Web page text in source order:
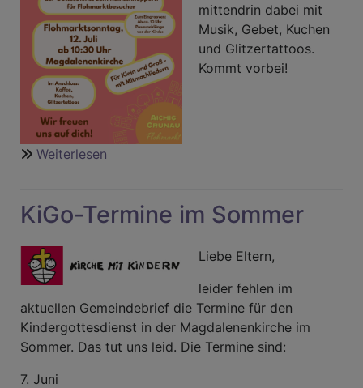
mittendrin dabei mit
Musik, Gebet, Kuchen
und Glitzertattoos.
Kommt vorbei!
Weiterlesen
Flohmarkt
KiGo-Termine im Sommer
Liebe Eltern,
leider fehlen im
aktuellen Gemeindebrief die Termine für den
Kindergottesdienst in der Magdalenenkirche im
Sommer. Das tut uns leid. Die Termine sind:
7. Juni